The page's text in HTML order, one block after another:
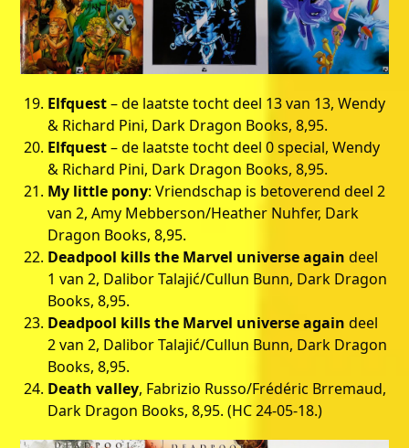
Elfquest– de laatste tocht deel 13 van 13, Wendy
& Richard Pini, Dark Dragon Books, 8,95.
Elfquest– de laatste tocht deel 0 special, Wendy
& Richard Pini, Dark Dragon Books, 8,95.
My little pony: Vriendschap is betoverend deel 2
van 2, Amy Mebberson/Heather Nuhfer, Dark
Dragon Books, 8,95.
Deadpool kills the Marvel universe again deel
1 van 2, Dalibor Talajić/Cullun Bunn, Dark Dragon
Books, 8,95.
Deadpool kills the Marvel universe again deel
2 van 2, Dalibor Talajić/Cullun Bunn, Dark Dragon
Books, 8,95.
Death valley, Fabrizio Russo/Frédéric Brremaud,
Dark Dragon Books, 8,95. (HC 24-05-18.)